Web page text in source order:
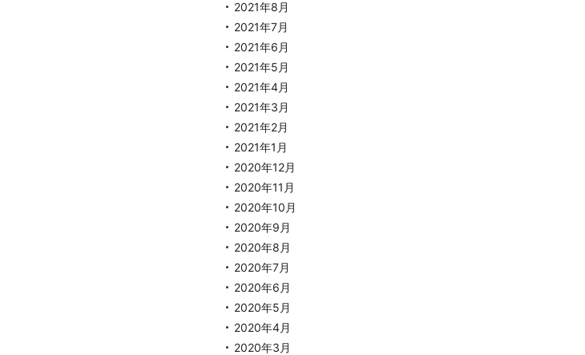
2021年8月
2021年7月
2021年6月
2021年5月
2021年4月
2021年3月
2021年2月
2021年1月
2020年12月
2020年11月
2020年10月
2020年9月
2020年8月
2020年7月
2020年6月
2020年5月
2020年4月
2020年3月